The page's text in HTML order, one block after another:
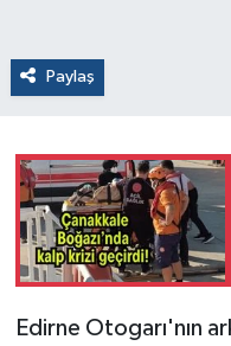
Paylaş
Edirne Otogarı'nın